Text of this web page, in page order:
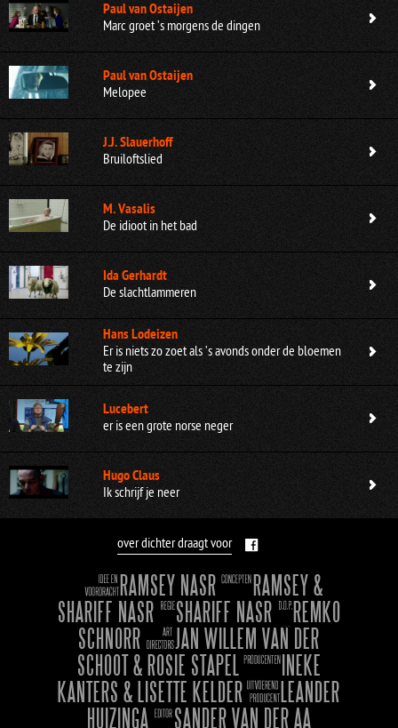
Paul van Ostaijen
Marc groet ’s morgens de dingen
Paul van Ostaijen
Melopee
J.J. Slauerhoff
Bruiloftslied
M. Vasalis
De idioot in het bad
Ida Gerhardt
De slachtlammeren
Hans Lodeizen
Er is niets zo zoet als ’s avonds onder de bloemen
te zijn
Lucebert
er is een grote norse neger
Hugo Claus
Ik schrijf je neer
over dichter draagt voor
RAMSEY NASR
RAMSEY &
SHARIFF NASR
SHARIFF NASR
REMKO
SCHNORR
JAN WILLEM VAN DER
SCHOOT & ROSIE STAPEL
INEKE
KANTERS & LISETTE KELDER
LEANDER
HUIZINGA
SANDER VAN DER AA